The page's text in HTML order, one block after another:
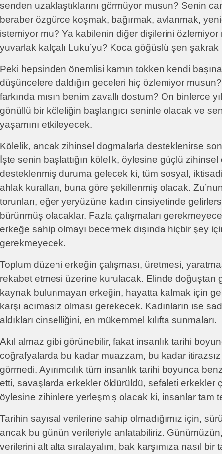
senden uzaklaştıklarını görmüyor musun? Senin
beraber özgürce koşmak, bağırmak, avlanmak,
istemiyor mu? Ya kabilenin diğer dişilerini
yuvarlak kalçalı Luku’yu? Koca göğüslü şen şakrak
Peki hepsinden önemlisi karnın tokken kendi
düşüncelere daldığın geceleri hiç özlemiyor musun?
farkında mısın benim zavallı dostum? On binlerce
gönüllü bir köleliğin başlangıcı seninle olacak ve
yaşamını etkileyecek.
Kölelik, ancak zihinsel dogmalarla desteklenirse
İşte senin başlattığın kölelik, öylesine güçlü zihinsel
desteklenmiş duruma gelecek ki, tüm sosyal,
ahlak kuralları, buna göre şekillenmiş olacak.
torunları, eğer yeryüzüne kadın cinsiyetinde
bürünmüş olacaklar. Fazla çalışmaları
erkeğe sahip olmayı becermek dışında hiçbir şey
gerekmeyecek.
Toplum düzeni erkeğin çalışması, üretmesi,
rekabet etmesi üzerine kurulacak. Elinde doğuştan
kaynak bulunmayan erkeğin, hayatta kalmak için
karşı acımasız olması gerekecek. Kadınların ise
aldıkları cinselliğini, en mükemmel kılıfta sunmaları.
Akıl almaz gibi görünebilir, fakat insanlık tarihi
coğrafyalarda bu kadar muazzam, bu kadar
görmedi. Ayırımcılık tüm insanlık tarihi boyunca
etti, savaşlarda erkekler öldürüldü, sefaleti erkekler
öylesine zihinlere yerleşmiş olacak ki, insanlar tam
Tarihin sayısal verilerine sahip olmadığımız için,
ancak bu günün verileriyle anlatabiliriz.
verilerini alt alta sıralayalım, bak karşımıza nasıl bir